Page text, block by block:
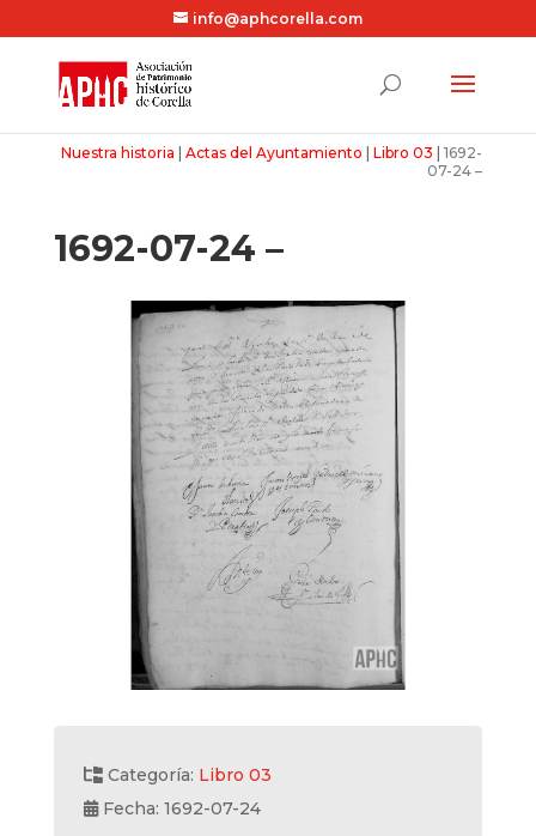
info@aphcorella.com
Nuestra historia |Actas del Ayuntamiento |Libro 03 |1692-
07-24 –
1692-07-24 –
Categoría: Libro 03
Fecha: 1692-07-24